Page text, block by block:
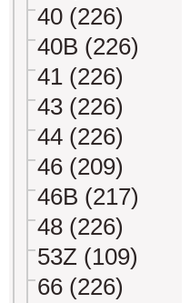
40 (226)
40B (226)
41 (226)
43 (226)
44 (226)
46 (209)
46B (217)
48 (226)
53Z (109)
66 (226)